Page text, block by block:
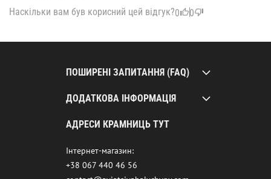
Наскільки вам був корисний цей відгук?0 0
ПОШИРЕНІ ЗАПИТАННЯ (FAQ)
ДОДАТКОВА ІНФОРМАЦІЯ
АДРЕСИ КРАМНИЦЬ ТУТ
Інтернет-магазин:
+38 067 440 46 56